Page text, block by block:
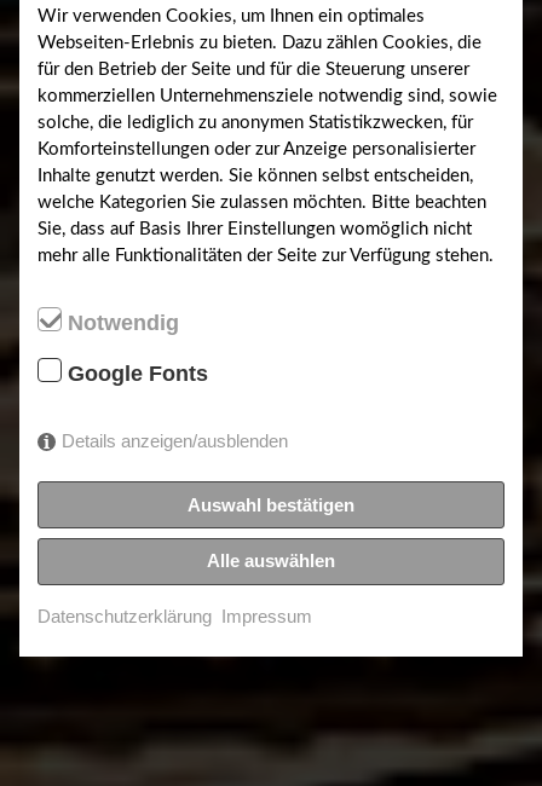
Sta
Homepage, wir heißen Sie herzlich
willkommen!
Wir verwenden Cookies, um Ihnen ein optimales
Webseiten-Erlebnis zu bieten. Dazu zählen Cookies, die
für den Betrieb der Seite und für die Steuerung unserer
kommerziellen Unternehmensziele notwendig sind, sowie
solche, die lediglich zu anonymen Statistikzwecken, für
Komforteinstellungen oder zur Anzeige personalisierter
Inhalte genutzt werden. Sie können selbst entscheiden,
welche Kategorien Sie zulassen möchten. Bitte beachten
Sie, dass auf Basis Ihrer Einstellungen womöglich nicht
mehr alle Funktionalitäten der Seite zur Verfügung stehen.
Notwendig
Google Fonts
Details anzeigen/ausblenden
Auswahl bestätigen
Alle auswählen
Datenschutzerklärung Impressum